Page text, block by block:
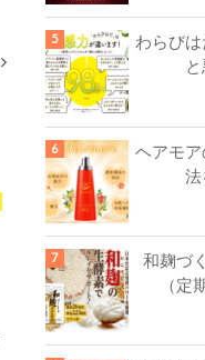
わらびは
ヘアモ
法
和麹づ
（定